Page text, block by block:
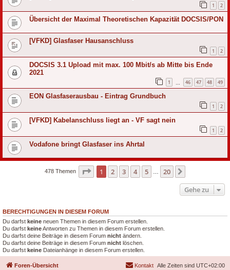
1 2
Übersicht der Maximal Theoretischen Kapazität DOCSIS/PON
[VFKD] Glasfaser Hausanschluss
1 2
DOCSIS 3.1 Upload mit max. 100 Mbit/s ab Mitte bis Ende
2021
1 46 47 48 49
EON Glasfaserausbau - Eintrag Grundbuch
1 2
[VFKD] Kabelanschluss liegt an - VF sagt nein
1 2
Vodafone bringt Glasfaser ins Ahrtal
478 Themen Seite 1von 20
1 2 3 4 5 20
Gehe zu
BERECHTIGUNGEN IN DIESEM FORUM
Du darfst keine neuen Themen in diesem Forum erstellen.
Du darfst keineAntworten zu Themen in diesem Forum erstellen.
Du darfst deine Beiträge in diesem Forum nicht ändern.
Du darfst deine Beiträge in diesem Forum nicht löschen.
Du darfst keine Dateianhänge in diesem Forum erstellen.
Foren-Übersicht Alle Zeiten sind UTC+02:00
Kontakt